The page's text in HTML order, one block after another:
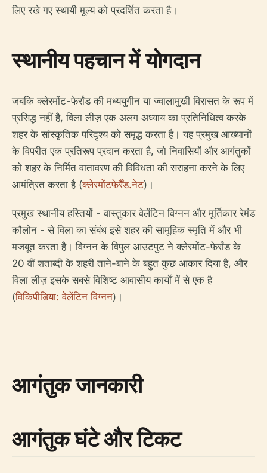
लिए रखे गए स्थायी मूल्य को प्रदर्शित करता है।
स्थानीय पहचान में योगदान
जबकि क्लेरमोंट-फेर्रांड की मध्ययुगीन या ज्वालामुखी विरासत के रूप में
प्रसिद्ध नहीं है, विला लीज़ एक अलग अध्याय का प्रतिनिधित्व करके
शहर के सांस्कृतिक परिदृश्य को समृद्ध करता है। यह प्रमुख आख्यानों
के विपरीत एक प्रतिरूप प्रदान करता है, जो निवासियों और आगंतुकों
को शहर के निर्मित वातावरण की विविधता की सराहना करने के लिए
आमंत्रित करता है (क्लेरमोंटफेर्रैंड.नेट)।
प्रमुख स्थानीय हस्तियों - वास्तुकार वेलेंटिन विग्नन और मूर्तिकार रेमंड
कौलोन - से विला का संबंध इसे शहर की सामूहिक स्मृति में और भी
मजबूत करता है। विग्नन के विपुल आउटपुट ने क्लेरमोंट-फेर्रांड के
20 वीं शताब्दी के शहरी ताने-बाने के बहुत कुछ आकार दिया है, और
विला लीज़ इसके सबसे विशिष्ट आवासीय कार्यों में से एक है
(विकिपीडिया: वेलेंटिन विग्नन)।
आगंतुक जानकारी
आगंतुक घंटे और टिकट